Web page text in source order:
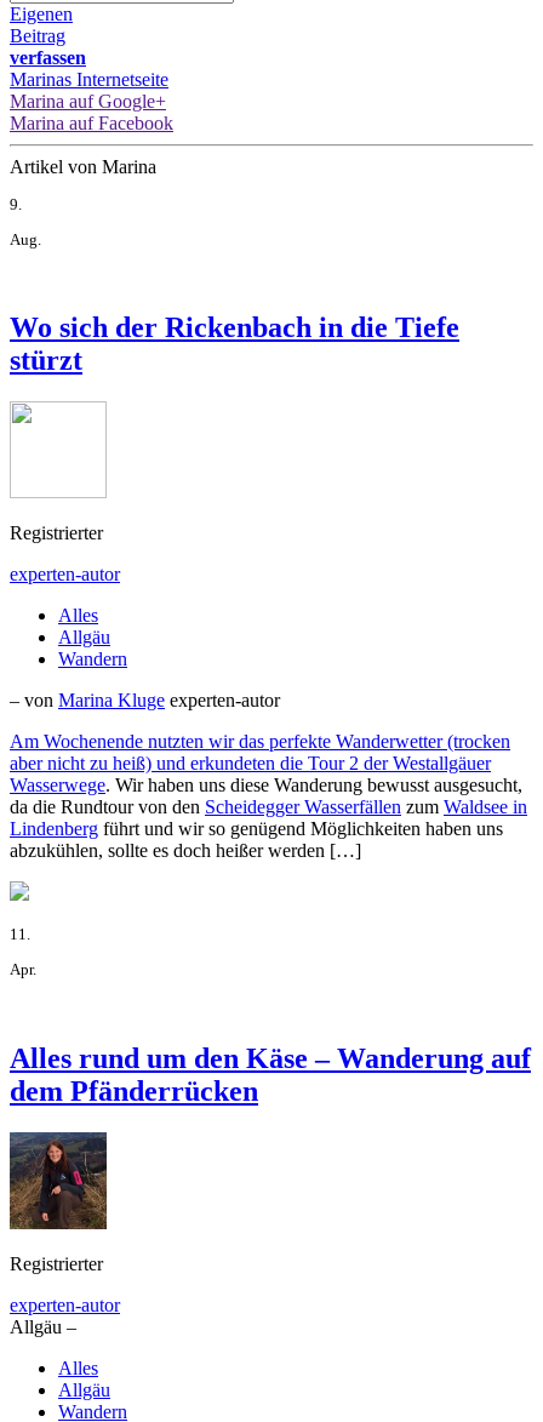
Eigenen
Beitrag
verfassen
Marinas Internetseite
Marina auf Google+
Marina auf Facebook
Artikel von Marina
9.
Aug.
Wo sich der Rickenbach in die Tiefe
stürzt
Registrierter
experten-autor
Alles
Allgäu
Wandern
– von Marina Kluge experten-autor
Am Wochenende nutzten wir das perfekte Wanderwetter (trocken
aber nicht zu heiß) und erkundeten die Tour 2 der Westallgäuer
Wasserwege. Wir haben uns diese Wanderung bewusst ausgesucht,
da die Rundtour von den Scheidegger Wasserfällen zum Waldsee in
Lindenberg führt und wir so genügend Möglichkeiten haben uns
abzukühlen, sollte es doch heißer werden […]
11.
Apr.
Alles rund um den Käse – Wanderung auf
dem Pfänderrücken
Registrierter
experten-autor
Allgäu –
Alles
Allgäu
Wandern